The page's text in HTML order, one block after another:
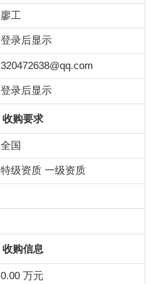
廖工
登录后显示
320472638@qq.com
登录后显示
收购要求
全国
特级资质 一级资质
收购信息
0.00 万元